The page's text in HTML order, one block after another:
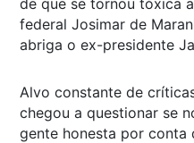
federal Josimar de
abriga o ex-presidente
Alvo constante de
chegou a questionar se
gente honesta por conta